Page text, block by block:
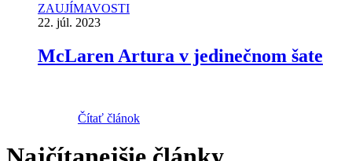
ZAUJÍMAVOSTI
22. júl. 2023
McLaren Artura v jedinečnom šate
Čítať článok